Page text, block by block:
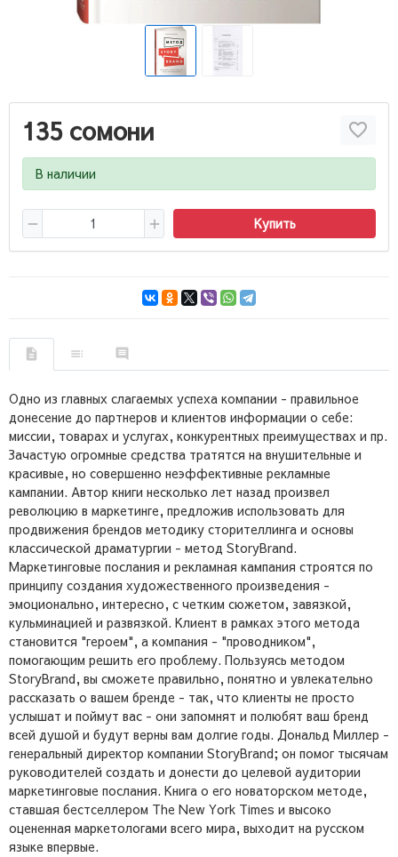
135 сомони
В наличии
Купить
Одно из главных слагаемых успеха компании - правильное
донесение до партнеров и клиентов информации о себе:
миссии, товарах и услугах, конкурентных преимуществах и пр.
Зачастую огромные средства тратятся на внушительные и
красивые, но совершенно неэффективные рекламные
кампании. Автор книги несколько лет назад произвел
революцию в маркетинге, предложив использовать для
продвижения брендов методику сторителлинга и основы
классической драматургии - метод StoryBrand.
Маркетинговые послания и рекламная кампания строятся по
принципу создания художественного произведения -
эмоционально, интересно, с четким сюжетом, завязкой,
кульминацией и развязкой. Клиент в рамках этого метода
становится "героем", а компания - "проводником",
помогающим решить его проблему. Пользуясь методом
StoryBrand, вы сможете правильно, понятно и увлекательно
рассказать о вашем бренде - так, что клиенты не просто
услышат и поймут вас - они запомнят и полюбят ваш бренд
всей душой и будут верны вам долгие годы. Дональд Миллер -
генеральный директор компании StoryBrand; он помог тысячам
руководителей создать и донести до целевой аудитории
маркетинговые послания. Книга о его новаторском методе,
ставшая бестселлером The New York Times и высоко
оцененная маркетологами всего мира, выходит на русском
языке впервые.